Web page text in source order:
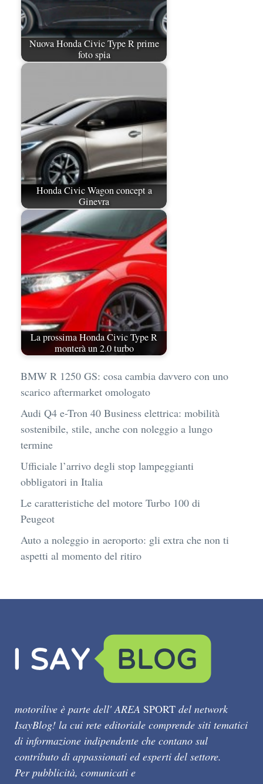
Nuova Honda Civic Type R prime
foto spia
Honda Civic Wagon concept a
Ginevra
La prossima Honda Civic Type R
monterà un 2.0 turbo
BMW R 1250 GS: cosa cambia davvero con uno
scarico aftermarket omologato
Audi Q4 e-Tron 40 Business elettrica: mobilità
sostenibile, stile, anche con noleggio a lungo
termine
Ufficiale l’arrivo degli stop lampeggianti
obbligatori in Italia
Le caratteristiche del motore Turbo 100 di
Peugeot
Auto a noleggio in aeroporto: gli extra che non ti
aspetti al momento del ritiro
motorilive è parte dell' AREA SPORT del network
IsayBlog! la cui rete editoriale comprende siti tematici
di informazione indipendente che contano sul
contributo di appassionati ed esperti del settore.
Per pubblicità, comunicati e